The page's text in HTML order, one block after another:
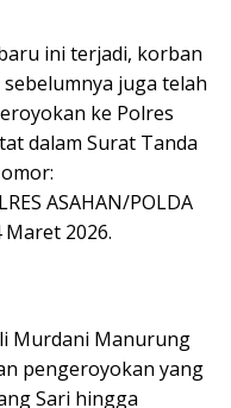
ini terjadi, korban
juga telah
ke Polres
dalam Surat Tanda
ASAHAN/POLDA
Maret 2026.
Murdani Manurung
pengeroyokan yang
Sari hingga